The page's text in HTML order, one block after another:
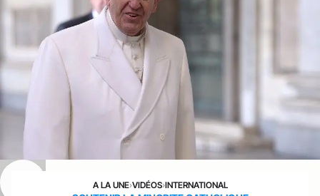
A LA UNE›VIDÉOS›INTERNATIONAL